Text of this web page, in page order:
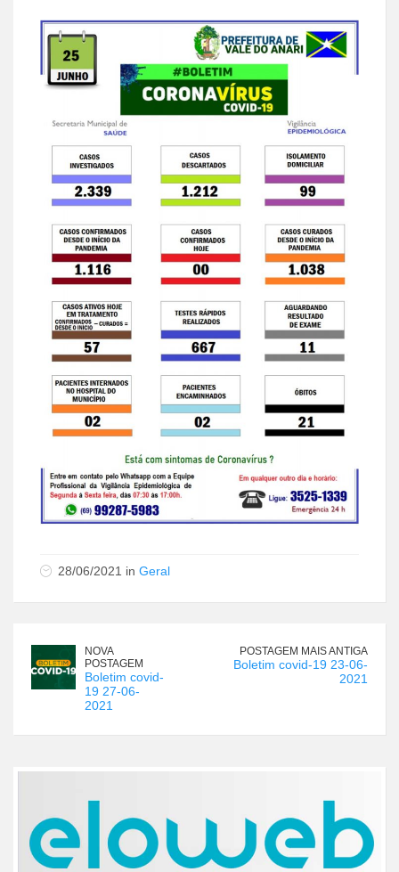
28/06/2021 in Geral
NOVA
POSTAGEM
Boletim covid-
19 27-06-
2021
POSTAGEM MAIS ANTIGA
Boletim covid-19 23-06-
2021